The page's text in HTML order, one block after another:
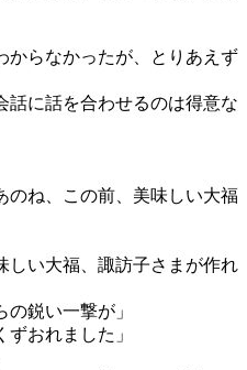
らなかったが、とりあえず
に話を合わせるのは得意な
のね、この前、美味しい大福
しい大福、諏訪子さまが作れ
の鋭い一撃が」
ずおれました」